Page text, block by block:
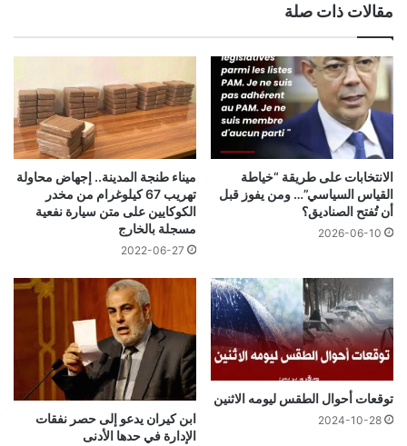
مقالات ذات صلة
الانتخابات على طريقة “خياطة
القياس السياسي”… ومن يفوز قبل
أن تُفتح الصناديق؟
2026-06-10
ميناء طنجة المدينة.. إجهاض محاولة
تهريب 67 كيلوغرام من مخدر
الكوكايين على متن سيارة نفعية
مسجلة بالخارج
2022-06-27
توقعات أحوال الطقس ليومه الاثنين
2024-10-28
ابن كيران يدعو إلى حصر نفقات
الإدارة في حدها الأدنى